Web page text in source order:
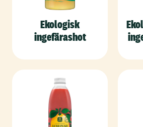
Ekologisk
ingefärashot